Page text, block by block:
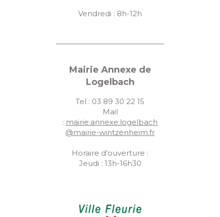
Vendredi : 8h-12h
Mairie Annexe de
Logelbach
Tel : 03 89 30 22 15
Mail
: mairie.annexe.logelbach
@mairie-wintzenheim.fr
Horaire d’ouverture :
Jeudi : 13h-16h30